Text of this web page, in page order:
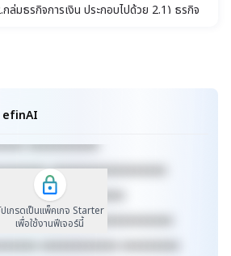
ลุ่มธุรกิจการเงิน ประกอบไปด้วย 2.1) ธุรกิจ
efinAIxxxxxxxxxxxxxxx xxxxx
xxxxxxxxxxx
xxxxxxxxxxxxxxxxxx
xxxxxxxxxx
xxxxxxxxxxxxxxx
xxxxxxxxxxxx xxxxxxxxx
เกรดเป็นแพ็คเกจ Starter
เพื่อใช้งานฟีเจอร์นี้